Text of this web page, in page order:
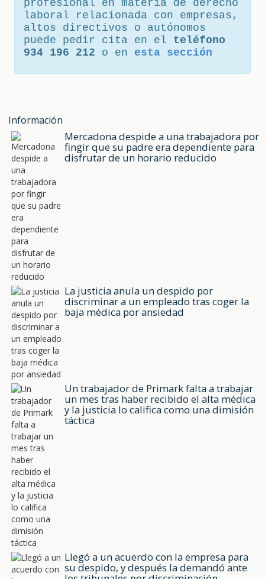
profesional en materia de derecho
laboral relacionada con empresas,
altos directivos o autónomos
puede pedir cita en el teléfono
934 196 212 o en esta sección
Información
Mercadona despide a una trabajadora por
fingir que su padre era dependiente para
disfrutar de un horario reducido
La justicia anula un despido por
discriminar a un empleado tras coger la
baja médica por ansiedad
Un trabajador de Primark falta a trabajar
un mes tras haber recibido el alta médica
y la justicia lo califica como una dimisión
táctica
Llegó a un acuerdo con la empresa para
su despido, y después la demandó ante